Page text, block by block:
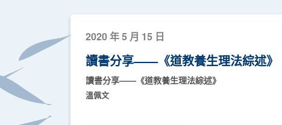
2020 年 5 月 15 日
讀書分享——《道教養生理法綜述》
讀書分享——《道教養生理法綜述》
溫佩文